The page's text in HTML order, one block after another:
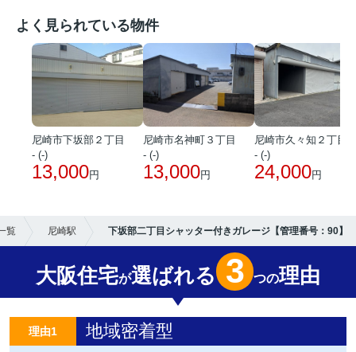
よく見られている物件
尼崎市下坂部２丁目
- (-)
13,000円
尼崎市名神町３丁目
- (-)
13,000円
尼崎市久々知２丁目
- (-)
24,000円
覧 尼崎駅 下坂部二丁目シャッター付きガレージ【管理番号：90】
大阪住宅が選ばれる 3 つの理由
理由1 地域密着型